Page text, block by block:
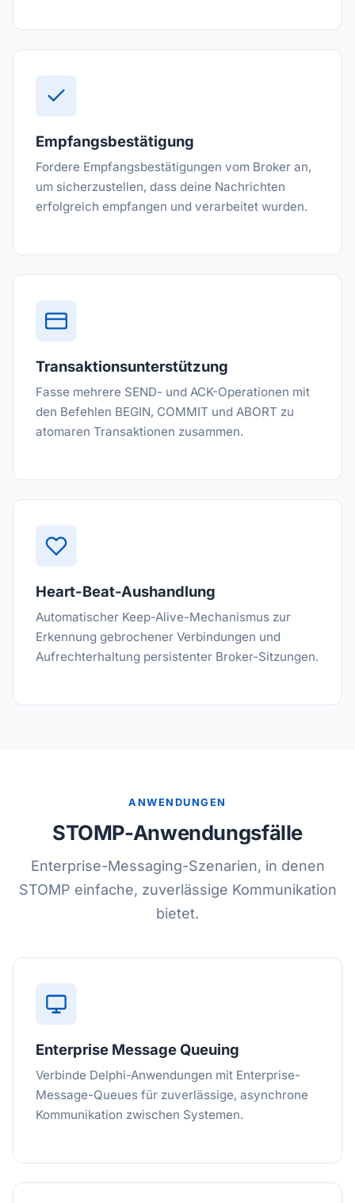
Empfangsbestätigung
Fordere Empfangsbestätigungen vom Broker an,
um sicherzustellen, dass deine Nachrichten
erfolgreich empfangen und verarbeitet wurden.
Transaktionsunterstützung
Fasse mehrere SEND- und ACK-Operationen mit
den Befehlen BEGIN, COMMIT und ABORT zu
atomaren Transaktionen zusammen.
Heart-Beat-Aushandlung
Automatischer Keep-Alive-Mechanismus zur
Erkennung gebrochener Verbindungen und
Aufrechterhaltung persistenter Broker-Sitzungen.
ANWENDUNGEN
STOMP-Anwendungsfälle
Enterprise-Messaging-Szenarien, in denen
STOMP einfache, zuverlässige Kommunikation
bietet.
Enterprise Message Queuing
Verbinde Delphi-Anwendungen mit Enterprise-
Message-Queues für zuverlässige, asynchrone
Kommunikation zwischen Systemen.